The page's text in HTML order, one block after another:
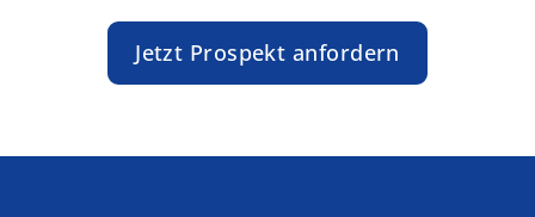
Jetzt Prospekt anfordern